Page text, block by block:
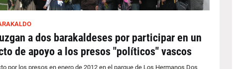
a dos barakaldeses por participar en un
de apoyo a los presos "políticos" vascos
por los presos en enero de 2012 en el parque de Los Hermanos Dos